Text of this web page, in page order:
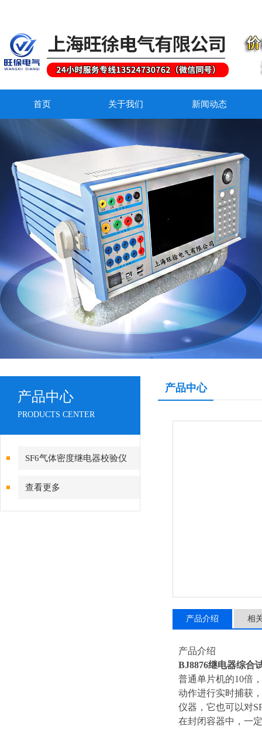
首页 关于我们 新闻动态
产品中心
PRODUCTS CENTER
SF6气体密度继电器校验仪
查看更多
产品中心
产品介绍 相
产品介绍
BJ8876继电器综合
普通单片机的10倍
动作进行实时捕获
仪器，它也可以对
在封闭容器中，一